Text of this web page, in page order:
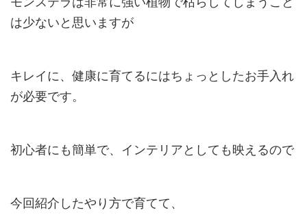
は少ないと思いますが
キレイに、健康に育てるにはちょっとしたお手入れ
が必要です。
初心者にも簡単で、インテリアとしても映えるので
今回紹介したやり方で育てて、